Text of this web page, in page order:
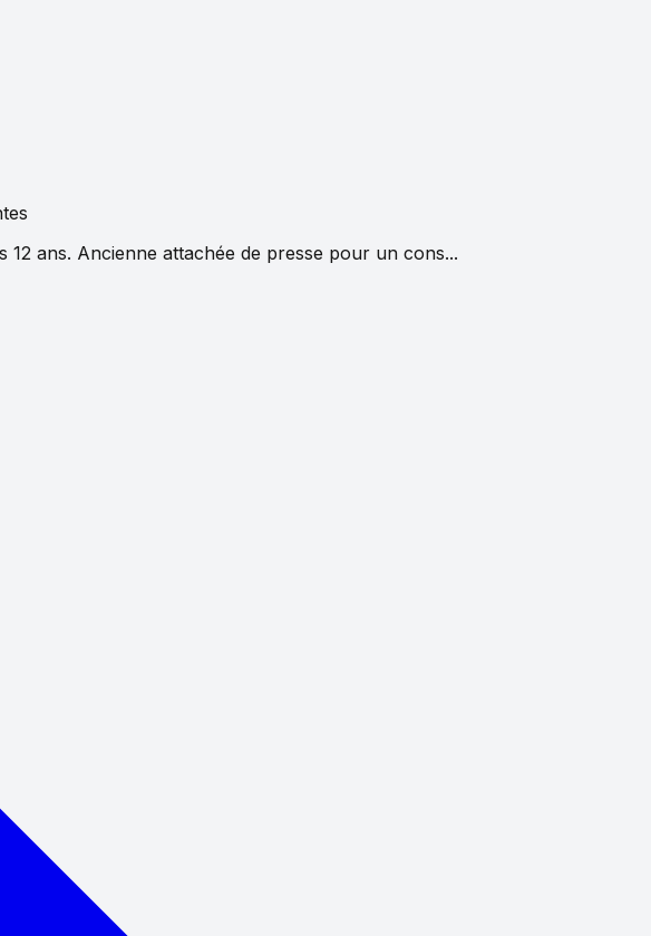
ans. Ancienne attachée de presse pour un cons...